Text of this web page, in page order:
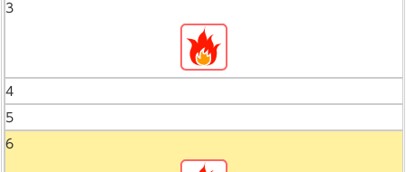
3
4
5
6